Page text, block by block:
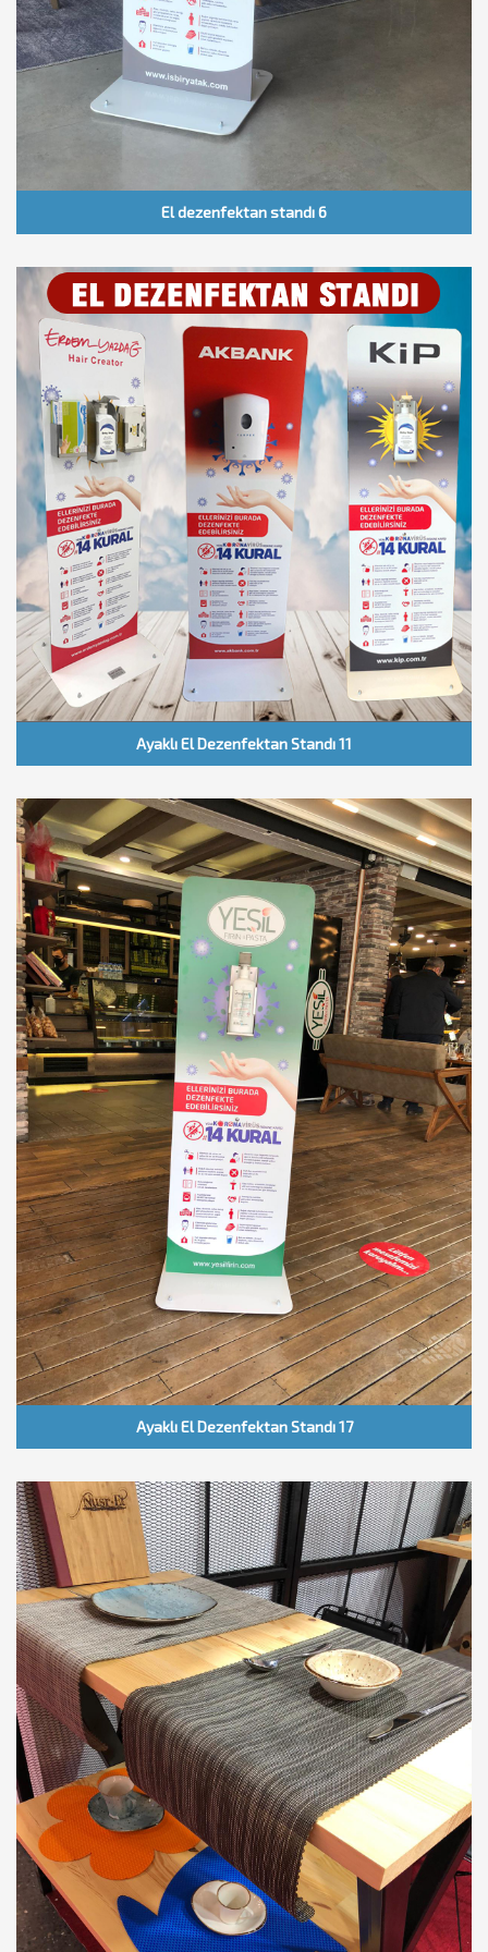
El dezenfektan standı 6
Ayaklı El Dezenfektan Standı 11
Ayaklı El Dezenfektan Standı 17